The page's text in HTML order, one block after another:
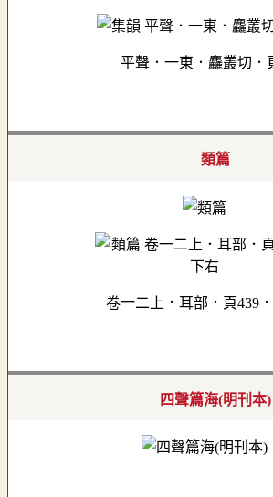
平聲．一東．麤叢切．
類篇
卷一二上．耳部．頁439
四聲篇海(明刊本)